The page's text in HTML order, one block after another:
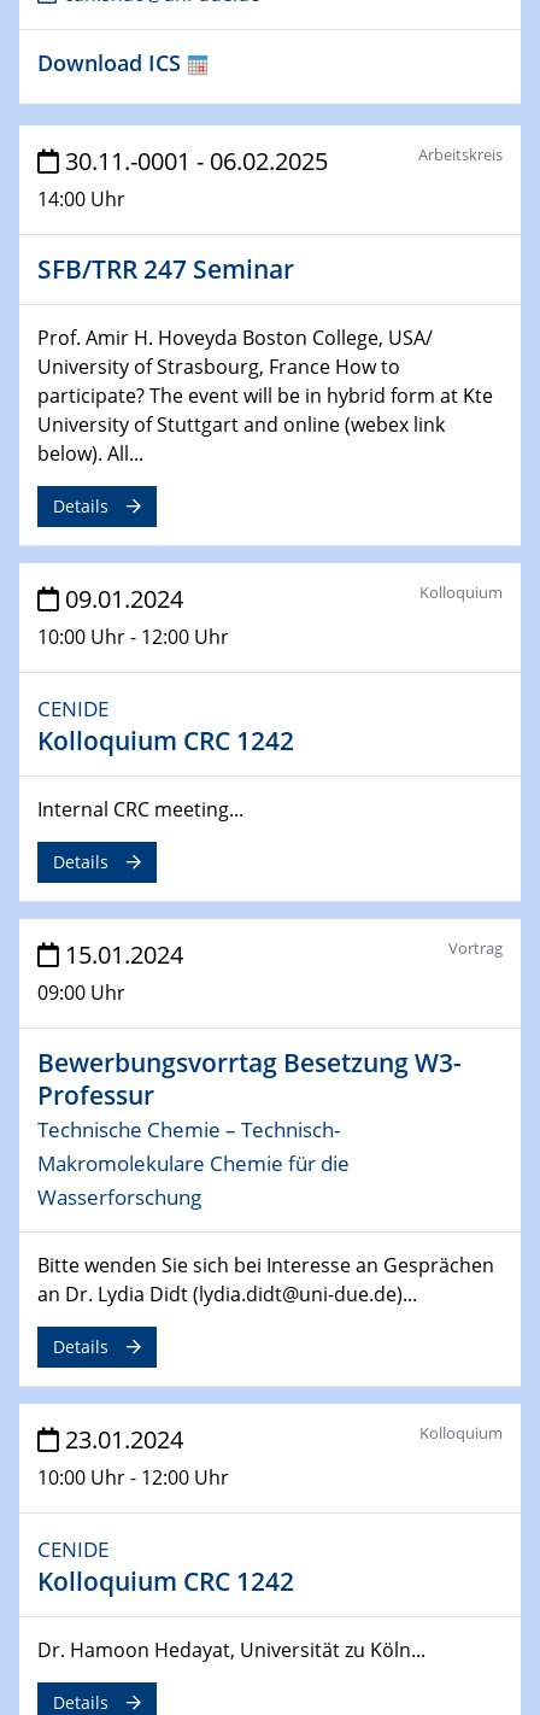
ZBT Wasserstofftage
07.02.2024
Online-Veranstaltung „Verbundprojekte in
Horizont Europa: Ein Überblick“
13.02.2024
ZBT
14.02.2024
"Lhyfe - Produzent und Lieferant von
grünem und erneuerbarem Wasserstoff.
Praxisfall, Projekt Duisburg
14.02.2024 - 16.02.2024
SFB 247
Jahrestreffen
Online-Kick-Off
Dynamics of sessile drops in channel flow
ZBT
07.03.2024
Liquid Organic Hydrogen Carriers (LOHC)
14.03.2024
Microscope Techniques in Materials
Research
From Micro to Nano Analysis
04.04.2024
CENIDE & WIN Seminar Series on 2D-
MATURE
Speaker: Jonathan Coleman (Trinity College Dublin)
10.04.2024 - 11.04.2024
Kooperationsseminar | Elektrolyse und
Brennstoffzellen
15.04.2024
Online Workshop
Ben Gurion University
CENIDE & WIN Seminar Series on 2D-
MATURE
Speaker: Albert Dato (Harvey Mudd College)
MAT4HY․NRW
Symposium
Download ICS
30.11.-0001 - 06.02.2025
14:00 Uhr
Arbeitskreis
SFB/TRR 247 Seminar
Prof. Amir H. Hoveyda Boston College, USA/
University of Strasbourg, France How to
participate? The event will be in hybrid form at Kte
University of Stuttgart and online (webex link
below). All...
Details
09.01.2024
10:00 Uhr - 12:00 Uhr
Kolloquium
CENIDE
Kolloquium CRC 1242
Internal CRC meeting...
Details
15.01.2024
09:00 Uhr
Vortrag
Bewerbungsvorrtag Besetzung W3-
Professur
Technische Chemie – Technisch-
Makromolekulare Chemie für die
Wasserforschung
Bitte wenden Sie sich bei Interesse an Gesprächen
an Dr. Lydia Didt (lydia.didt@uni-due.de)...
Details
23.01.2024
10:00 Uhr - 12:00 Uhr
Kolloquium
CENIDE
Kolloquium CRC 1242
Dr. Hamoon Hedayat, Universität zu Köln...
Details